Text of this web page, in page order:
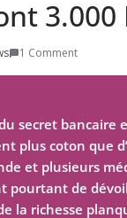
3.000
1 Comment
secret bancaire
plus coton que
et plusieurs
pourtant de
la richesse